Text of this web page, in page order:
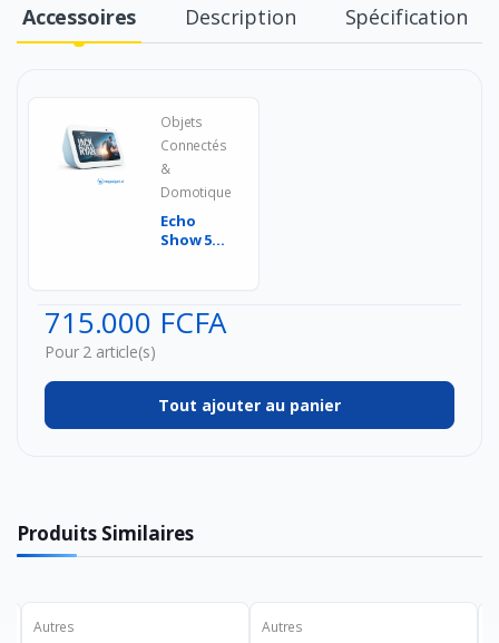
Accessoires Description Spécification
Objets
Connectés
&
Domotique
Echo
Show 5
tactil...
715.000 FCFA
Pour 2 article(s)
Tout ajouter au panier
Produits Similaires
Autres Autres